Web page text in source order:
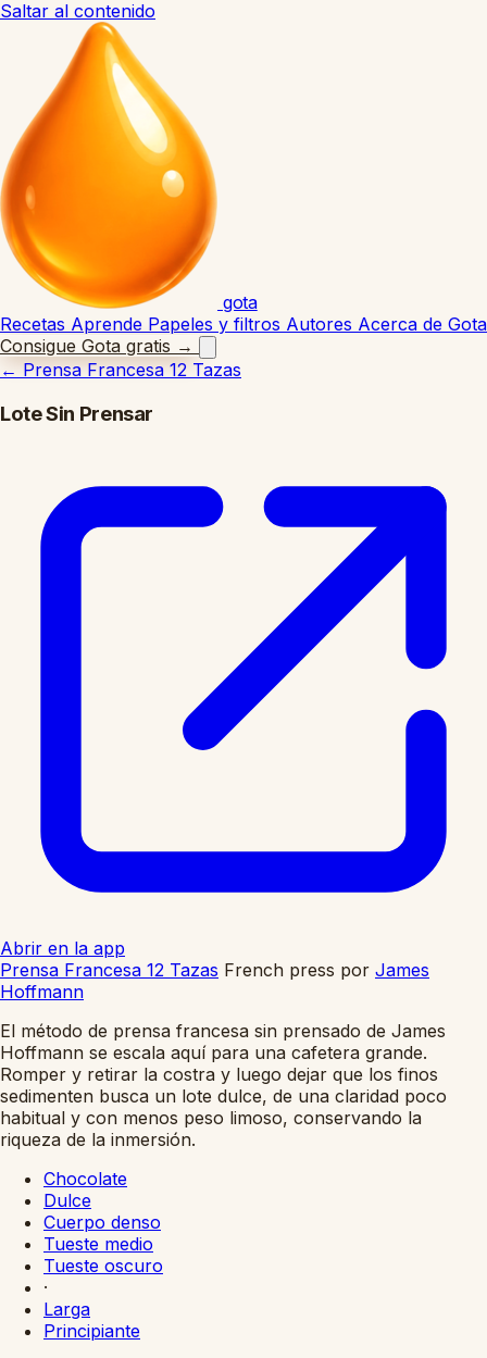
Saltar al contenido
gota
Recetas Aprende Papeles y filtros Autores Acerca de Gota
Consigue Gota gratis →
← Prensa Francesa 12 Tazas
Lote Sin Prensar
Abrir en la app
Prensa Francesa 12 Tazas French press por James
Hoffmann
El método de prensa francesa sin prensado de James
Hoffmann se escala aquí para una cafetera grande.
Romper y retirar la costra y luego dejar que los finos
sedimenten busca un lote dulce, de una claridad poco
habitual y con menos peso limoso, conservando la
riqueza de la inmersión.
Chocolate
Dulce
Cuerpo denso
Tueste medio
Tueste oscuro
·
Larga
Principiante